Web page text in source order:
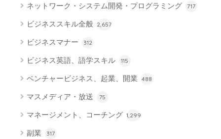
ネットワーク・システム開発・プログラミング 717
ビジネススキル全般 2,657
ビジネスマナー 312
ビジネス英語、語学スキル 115
ベンチャービジネス、起業、開業 488
マスメディア・放送 75
マネージメント、コーチング 1,299
副業 317